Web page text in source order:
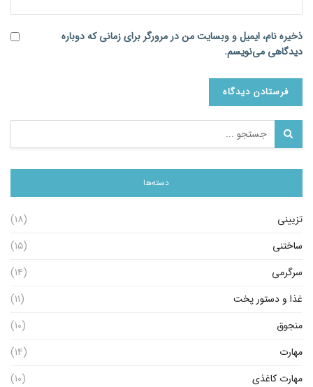
ذخیره نام، ایمیل و وبسایت من در مرورگر برای زمانی که دوباره
دیدگاهی می‌نویسم.
دسته‌ها
تزیینی
(۱۸)
ساختنی
(۱۵)
سرگرمی
(۱۴)
غذا و دستور پخت
(۱۱)
منجوق
(۱۰)
مهارت
(۱۴)
مهارت کاغذی
(۱۰)